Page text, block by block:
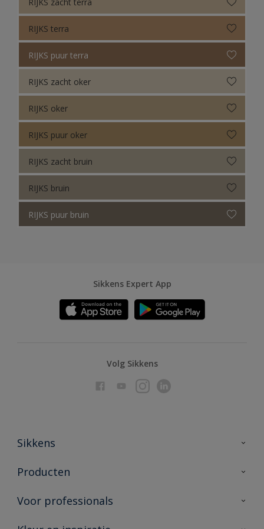
RIJKS terra
RIJKS puur terra
RIJKS zacht oker
RIJKS oker
RIJKS puur oker
RIJKS zacht bruin
RIJKS bruin
RIJKS puur bruin
Sikkens Expert App
Volg Sikkens
Sikkens
Over Sikkens
Duurzaamheid
Producten
Producten voor binnen
Voor professionals
Advies & service